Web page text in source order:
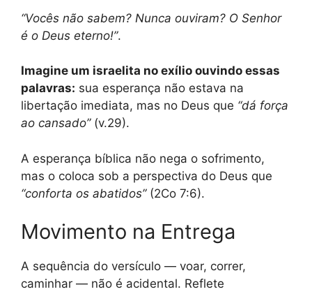
“Vocês não sabem? Nunca ouviram? O Senhor
é o Deus eterno!”.
Imagine um israelita no exílio ouvindo essas
palavras: sua esperança não estava na
libertação imediata, mas no Deus que “dá força
ao cansado”(v.29).
A esperança bíblica não nega o sofrimento,
mas o coloca sob a perspectiva do Deus que
“conforta os abatidos”(2Co 7:6).
Movimento na Entrega
A sequência do versículo — voar, correr,
caminhar — não é acidental. Reflete